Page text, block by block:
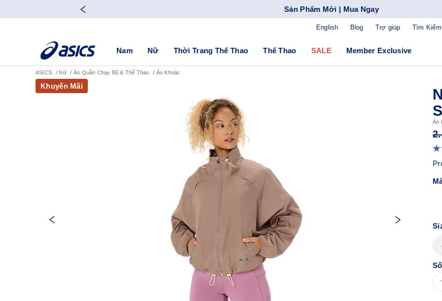
Sản Phẩm Mới | Mua Ngay
Blog Trợ giúp Tìm
English
Nam Nữ Thời Trang Thể Thao Thể Thao SALE Member Exclusive
ASICS Nữ Áo Quần Chạy Bộ & Thể Thao Áo Khoác
Khuyến Mãi
Áo